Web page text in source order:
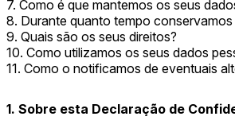
7. Como é que mantemos os seus
8. Durante quanto tempo
9. Quais são os seus direitos?
10. Como utilizamos os seus dados
11. Como o notificamos de eventuais
1. Sobre esta Declaração de